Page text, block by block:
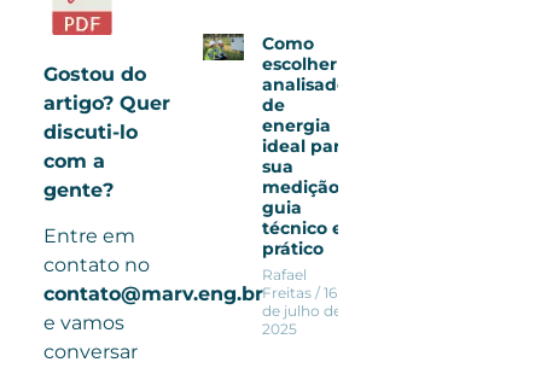
Gostou do
artigo? Quer
discuti-lo
com a
gente?
Entre em
contato no
contato@marv.eng.br
e vamos
conversar
Como
escolher o
analisador
de
energia
ideal para
sua
medição:
guia
técnico e
prático
Rafael
Freitas 16
de julho de
2025